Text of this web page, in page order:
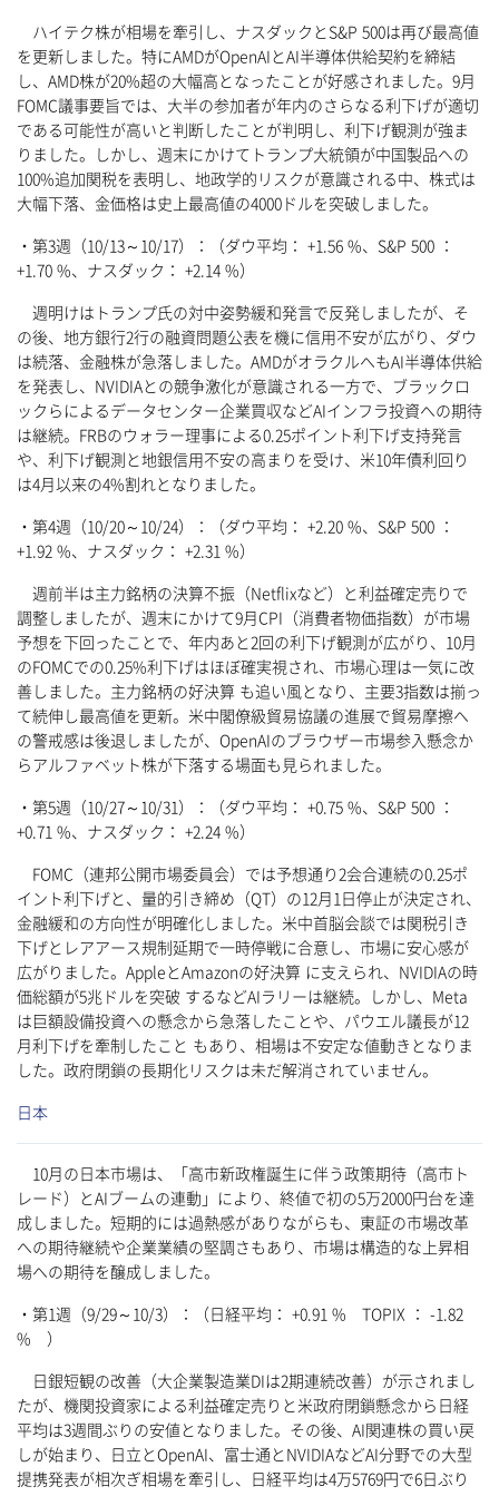
ハイテク株が相場を牽引し、ナスダックとS&P 500は再び最高値
を更新しました。特にAMDがOpenAIとAI半導体供給契約を締結
し、AMD株が20%超の大幅高となったことが好感されました。9月
FOMC議事要旨では、大半の参加者が年内のさらなる利下げが適切
である可能性が高いと判断したことが判明し、利下げ観測が強ま
りました。しかし、週末にかけてトランプ大統領が中国製品への
100%追加関税を表明し、地政学的リスクが意識される中、株式は
大幅下落、金価格は史上最高値の4000ドルを突破しました。
・第3週（10/13～10/17）：（ダウ平均： +1.56 %、S&P 500 ：
+1.70 %、ナスダック： +2.14 %）
週明けはトランプ氏の対中姿勢緩和発言で反発しましたが、そ
の後、地方銀行2行の融資問題公表を機に信用不安が広がり、ダウ
は続落、金融株が急落しました。AMDがオラクルへもAI半導体供給
を発表し、NVIDIAとの競争激化が意識される一方で、ブラックロ
ックらによるデータセンター企業買収などAIインフラ投資への期待
は継続。FRBのウォラー理事による0.25ポイント利下げ支持発言
や、利下げ観測と地銀信用不安の高まりを受け、米10年債利回り
は4月以来の4%割れとなりました。
・第4週（10/20～10/24）：（ダウ平均： +2.20 %、S&P 500 ：
+1.92 %、ナスダック： +2.31 %）
週前半は主力銘柄の決算不振（Netflixなど）と利益確定売りで
調整しましたが、週末にかけて9月CPI（消費者物価指数）が市場
予想を下回ったことで、年内あと2回の利下げ観測が広がり、10月
のFOMCでの0.25%利下げはほぼ確実視され、市場心理は一気に改
善しました。主力銘柄の好決算 も追い風となり、主要3指数は揃っ
て続伸し最高値を更新。米中閣僚級貿易協議の進展で貿易摩擦へ
の警戒感は後退しましたが、OpenAIのブラウザー市場参入懸念か
らアルファベット株が下落する場面も見られました。
・第5週（10/27～10/31）：（ダウ平均： +0.75 %、S&P 500 ：
+0.71 %、ナスダック： +2.24 %）
FOMC（連邦公開市場委員会）では予想通り2会合連続の0.25ポ
イント利下げと、量的引き締め（QT）の12月1日停止が決定され、
金融緩和の方向性が明確化しました。米中首脳会談では関税引き
下げとレアアース規制延期で一時停戦に合意し、市場に安心感が
広がりました。AppleとAmazonの好決算 に支えられ、NVIDIAの時
価総額が5兆ドルを突破 するなどAIラリーは継続。しかし、Meta
は巨額設備投資への懸念から急落したことや、パウエル議長が12
月利下げを牽制したこと もあり、相場は不安定な値動きとなりま
した。政府閉鎖の長期化リスクは未だ解消されていません。
日本
10月の日本市場は、「高市新政権誕生に伴う政策期待（高市ト
レード）とAIブームの連動」により、終値で初の5万2000円台を達
成しました。短期的には過熱感がありながらも、東証の市場改革
への期待継続や企業業績の堅調さもあり、市場は構造的な上昇相
場への期待を醸成しました。
・第1週（9/29～10/3）：（日経平均： +0.91 % TOPIX ： -1.82
% ）
日銀短観の改善（大企業製造業DIは2期連続改善）が示されまし
たが、機関投資家による利益確定売りと米政府閉鎖懸念から日経
平均は3週間ぶりの安値となりました。その後、AI関連株の買い戻
しが始まり、日立とOpenAI、富士通とNVIDIAなどAI分野での大型
提携発表が相次ぎ相場を牽引し、日経平均は4万5769円で6日ぶり